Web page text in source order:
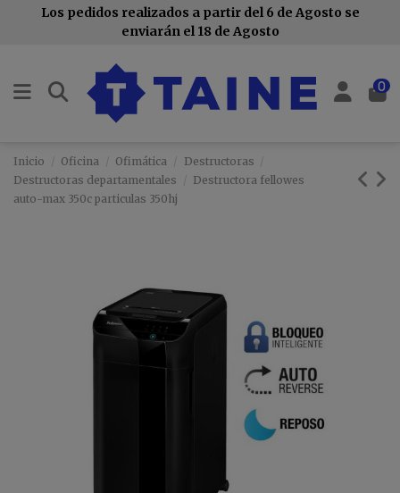
Los pedidos realizados a partir del 6 de Agosto se
enviarán el 18 de Agosto
0
Inicio Oficina Ofimática
Destructoras
Destructoras departamentales
Destructora fellowes
auto-max 350c particulas 350hj